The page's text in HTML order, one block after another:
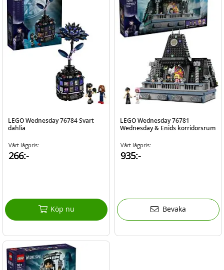
LEGO Wednesday 76784 Svart
dahlia
Vårt lågpris:
266:-
Köp nu
LEGO Wednesday 76781
Wednesday & Enids korridorsrum
Vårt lågpris:
935:-
Bevaka